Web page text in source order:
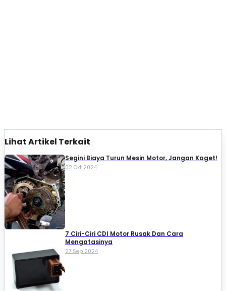
Lihat Artikel Terkait
Segini Biaya Turun Mesin Motor, Jangan Kaget!
02 Okt 2024
7 Ciri-Ciri CDI Motor Rusak Dan Cara
Mengatasinya
27 Sep 2024